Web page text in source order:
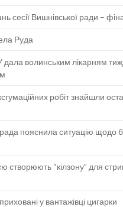
сесії Вишнівської ради –
Руда
волинським лікарням
робіт знайшли
пояснила ситуацію щодо
створюють “кілзону” для
у вантажівці цигарки